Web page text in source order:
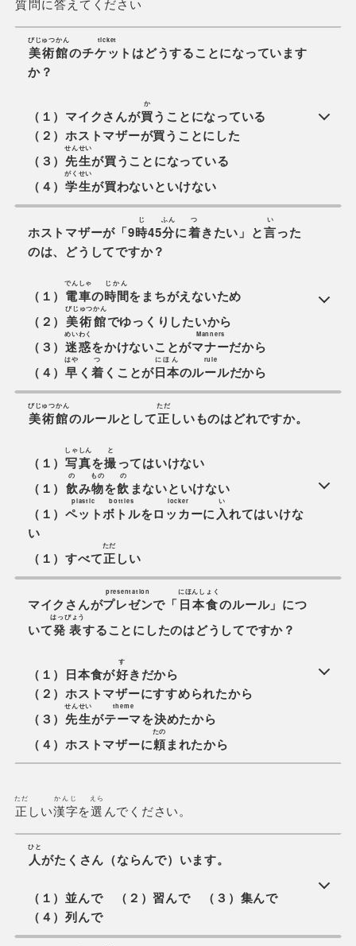
質問に答えてください
美術館
びじゅつかん
のチケット
ticket
はどうすることになっています
か？
（１）マイクさんが買
か
うことになっている
（２）ホストマザーが買うことにした
（３）先生
せんせい
が買うことになっている
（４）学生
がくせい
が買わないといけない
ホストマザーが「9時
じ
45分
ふん
に着
つ
きたい」と言
い
った
のは、どうしてですか？
（１） 電車
でんしゃ
の時間
じかん
をまちがえないため
（２） 美術館
びじゅつかん
でゆっくりしたいから
（３）迷惑
めいわく
をかけないことがマナー
Manners
だから
（４）早
はや
く 着
つ
くことが日本
にほん
のルール
rule
だから
美術館
びじゅつかん
のルールとして正
ただ
しいものはどれですか。
（１）写真
しゃしん
を撮
と
ってはいけない
（１） 飲
の
み物
もの
を飲
の
まないといけない
（１）ペットボトル
plastic bottles
をロッカー
locker
に入
い
れてはいけな
い
（１）すべて正
ただ
しい
マイクさんがプレゼン
presentation
で「日本食
にほんしょく
のルール」につ
いて発表
はっぴょう
することにしたのはどうしてですか？
（１）日本食が好
す
きだから
（２）ホストマザーにすすめられたから
（３）先生
せんせい
がテーマ
theme
を決めたから
（４）ホストマザーに頼
たの
まれたから
正
ただ
しい漢字
かんじ
を選
えら
んでください。
人
ひと
がたくさん（ならんで）います。
（１）並んで （２）習んで （３）集んで
（４）列んで